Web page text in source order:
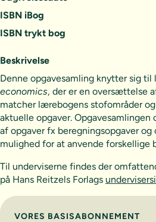
ISBN iBog
ISBN trykt bog
Beskrivelse
Denne opgavesamling knytter sig
economics, der er en oversættelse
matcher lærebogens stofområder
aktuelle opgaver.
af opgaver fx beregningsopgaver og
mulighed for at anvende forskellige
Til underviserne findes der
på Hans Reitzels Forlags
Vælg abonnement
VORES BASISABONNEMENT